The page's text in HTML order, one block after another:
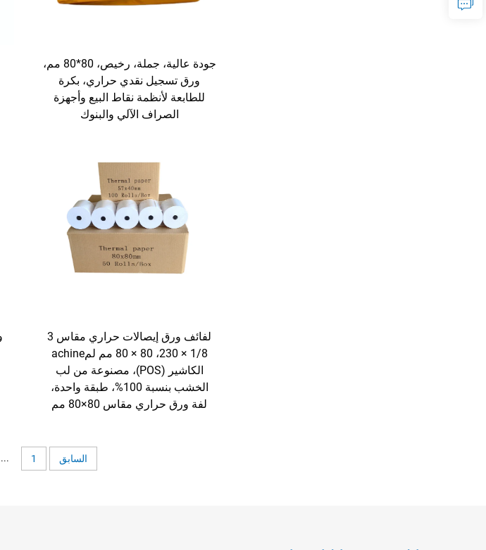
جودة عالية، جملة، رخيص، 80*80 مم،
ورق تسجيل نقدي حراري، بكرة
للطابعة لأنظمة نقاط البيع وأجهزة
الصراف الآلي والبنوك
لفائف ورق إيصالات حراري مقاس 3
1/8 × 230، 80 × 80 مم لمachine
الكاشير (POS)، مصنوعة من لب
الخشب بنسبة 100%، طبقة واحدة،
لفة ورق حراري مقاس 80×80 مم
السابق 1
...